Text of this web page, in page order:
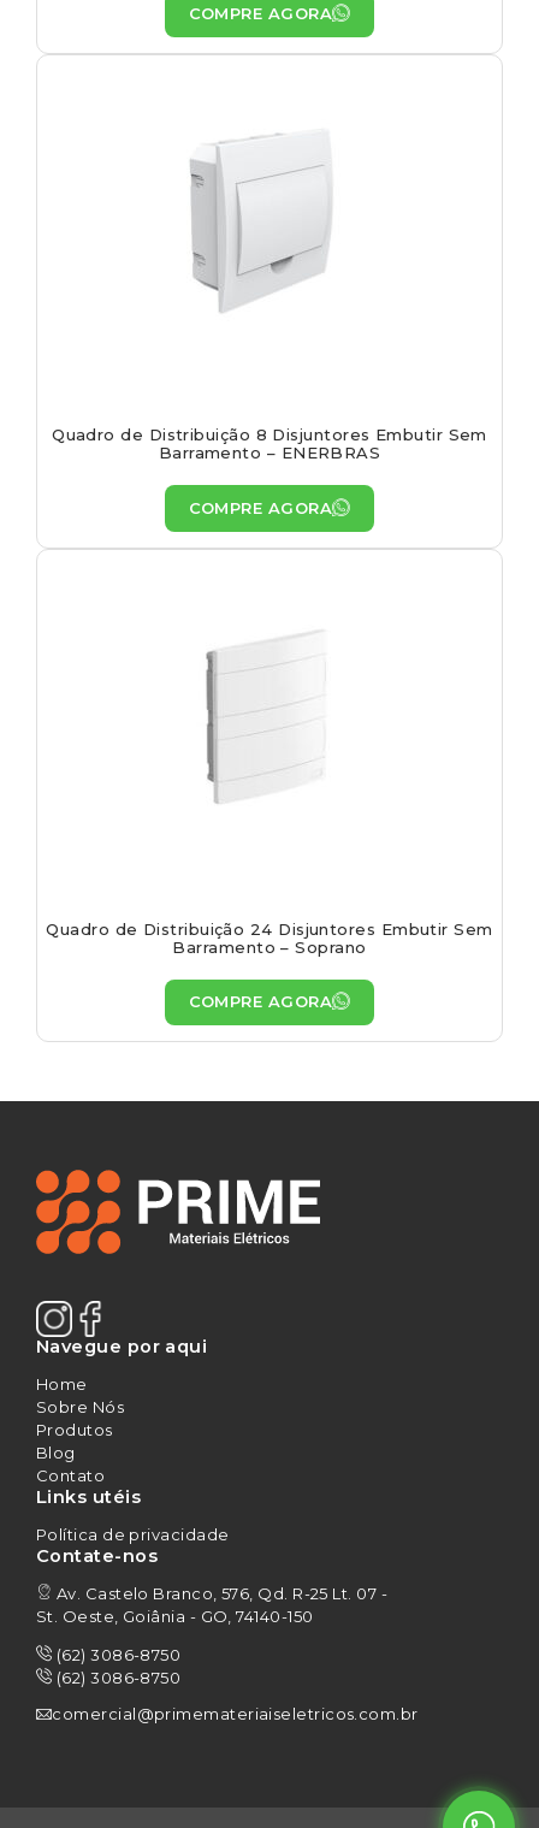
COMPRE AGORA
Quadro de Distribuição 8 Disjuntores Embutir Sem
Barramento – ENERBRAS
COMPRE AGORA
Quadro de Distribuição 24 Disjuntores Embutir Sem
Barramento – Soprano
COMPRE AGORA
Navegue por aqui
Home
Sobre Nós
Produtos
Blog
Contato
Links utéis
Política de privacidade
Contate-nos
Av. Castelo Branco, 576, Qd. R-25 Lt. 07 -
St. Oeste, Goiânia - GO, 74140-150
(62) 3086-8750
(62) 3086-8750
comercial@primemateriaiseletricos.com.br